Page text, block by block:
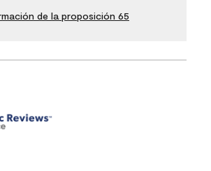
de la proposición 65